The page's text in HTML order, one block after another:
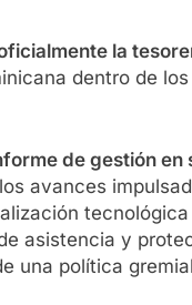
la
dentro de
de gestión en
avances
tecnológica
asistencia y
una política